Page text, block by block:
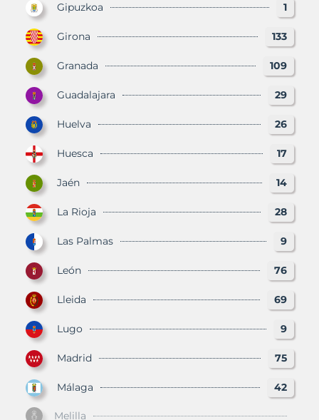
Gipuzkoa 1
Girona 133
Granada 109
Guadalajara 29
Huelva 26
Huesca 17
Jaén 14
La Rioja 28
Las Palmas 9
León 76
Lleida 69
Lugo 9
Madrid 75
Málaga 42
Melilla